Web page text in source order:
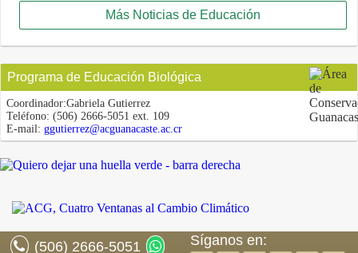
Más Noticias de Educación
Programa de Educación Biológica
Coordinador:Gabriela Gutierrez
Teléfono: (506) 2666-5051 ext. 109
E-mail: ggutierrez@acguanacaste.ac.cr
(506) 2666-5051 Síganos en: